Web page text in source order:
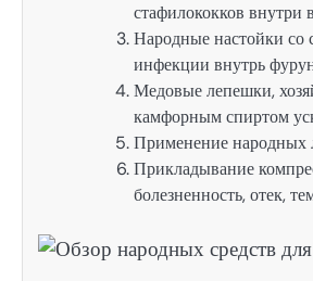
стафилококков внутри
Народные настойки со
инфекции внутрь
Медовые лепешки,
камфорным спиртом
Применение народных
Прикладывание
болезненность, отек,